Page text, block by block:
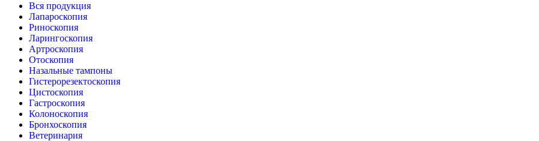
Вся продукция
Лапароскопия
Риноскопия
Ларингоскопия
Артроскопия
Отоскопия
Назальные тампоны
Гистерорезектоскопия
Цистоскопия
Гастроскопия
Колоноскопия
Бронхоскопия
Ветеринария